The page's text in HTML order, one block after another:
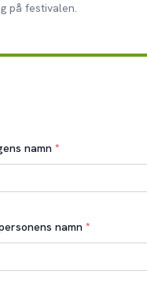
på festivalen.
namn *
namn *